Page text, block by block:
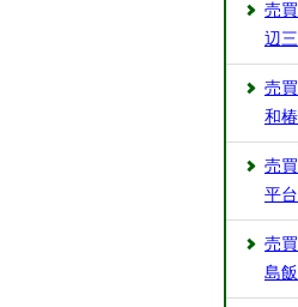
売
辺
売
和
売
平
売
島